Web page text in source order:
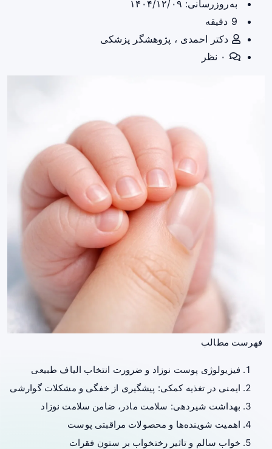
به‌روزرسانی: ۱۴۰۴/۱۲/۰۹
دکتر احمدی ، پژوهشگر پزشکی
فهرست مطالب
فیزیولوژی پوست نوزاد و ضرورت انتخاب الیاف طبیعی
ایمنی در تغذیه کمکی: پیشگیری از خفگی و مشکلات گوارشی
بهداشت شیردهی: سلامت مادر، ضامن سلامت نوزاد
اهمیت شوینده‌ها و محصولات مراقبتی پوست
خواب سالم و تاثیر رختخواب بر ستون فقرات